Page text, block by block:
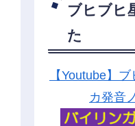
ブヒブヒ
た
【Youtube】
カ発音